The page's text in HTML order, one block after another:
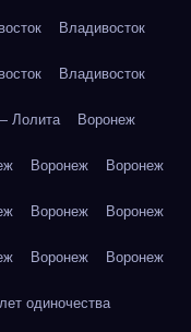
Владивосток
Владивосток
Лолита Воронеж
Воронеж Воронеж
Воронеж Воронеж
Воронеж Воронеж
одиночества